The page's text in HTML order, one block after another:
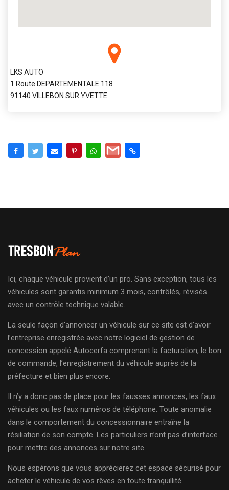
LKS AUTO
1 Route DEPARTEMENTALE 118
91140 VILLEBON SUR YVETTE
Ici, chaque véhicule provient d’un pro. Sans exception, tous les
véhicules sont garantis minimum 3 mois, contrôlés, révisés
avec un contrôle technique valable.
La seule façon d’annoncer un véhicule sur ce site est d’avoir
l’entreprise enregistrée avec notre logiciel de gestion de
concession appelé Autocerfa comprenant la facturation, le bon
de commande, l’enregistrement du véhicule auprès de la
préfecture et bien plus encore.
Il n’y a donc pas de place pour les fausses annonces, les faux
véhicules ou les faux numéros de téléphone. Toute anomalie
dans le comportement du concessionnaire entraîne la
résiliation de son compte. Les particuliers n’ont pas d’interface
pour mettre des annonces sur notre site.
Nous espérons que vous apprécierez cet espace sécurisé pour
acheter le véhicule de vos rêves en toute tranquillité.